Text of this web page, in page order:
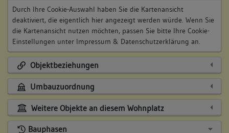
Durch Ihre Cookie-Auswahl haben Sie die Kartenansicht
deaktiviert, die eigentlich hier angezeigt werden würde. Wenn Sie
die Kartenansicht nutzen möchten, passen Sie bitte Ihre Cookie-
Einstellungen unter Impressum & Datenschutzerklärung an.
Objektbeziehungen
Umbauzuordnung
Weitere Objekte an diesem Wohnplatz
Bauphasen